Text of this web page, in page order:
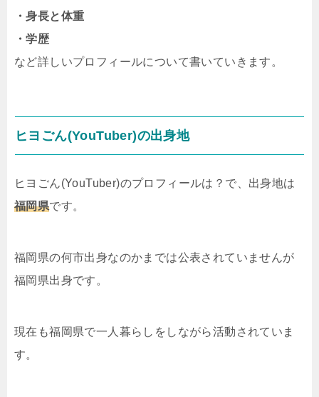
・身長と体重
・学歴
など詳しいプロフィールについて書いていきます。
ヒヨごん(YouTuber)の出身地
ヒヨごん(YouTuber)のプロフィールは？で、出身地は
福岡県です。
福岡県の何市出身なのかまでは公表されていませんが
福岡県出身です。
現在も福岡県で一人暮らしをしながら活動されていま
す。